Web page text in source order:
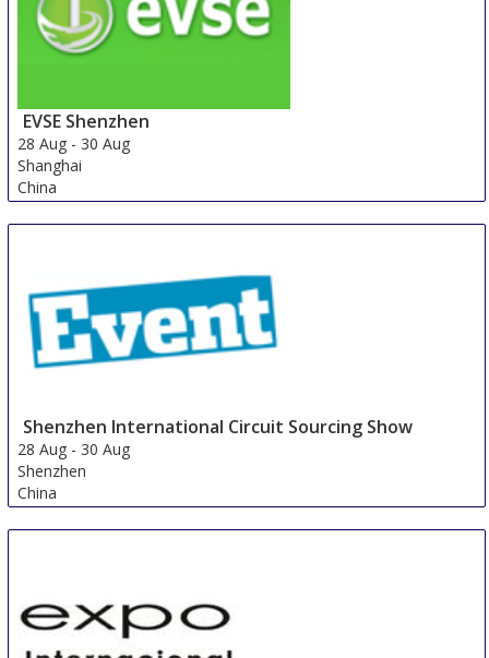
EVSE Shenzhen
28 Aug - 30 Aug
Shanghai
China
Shenzhen International Circuit Sourcing Show
28 Aug - 30 Aug
Shenzhen
China